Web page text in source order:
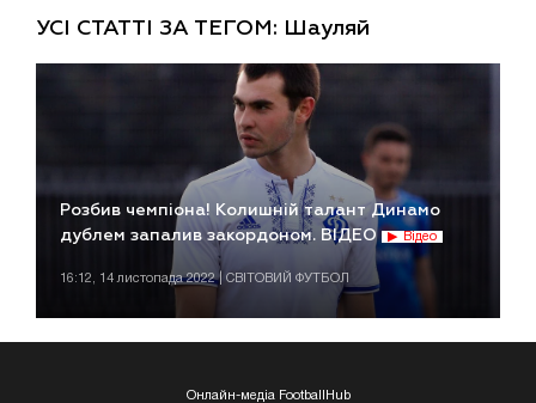
УСІ СТАТТІ ЗА ТЕГОМ: Шауляй
Розбив чемпіона! Колишній талант Динамо
дублем запалив закордоном. ВІДЕО
Відео
16:12, 14 листопада 2022 | СВІТОВИЙ ФУТБОЛ
Онлайн-медіа FootballHub